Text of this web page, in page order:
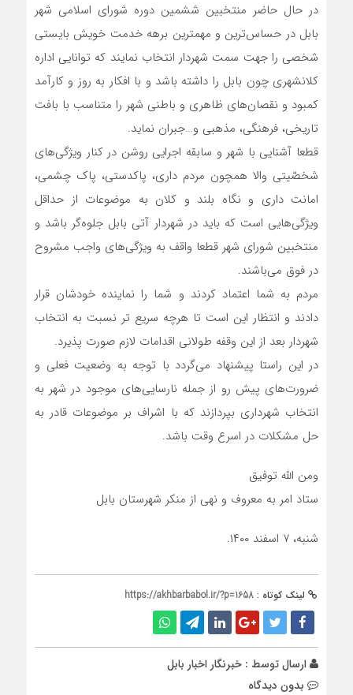
در حال حاضر منتخبین ششمین دوره شورای اسلامی شهر
بابل در حساس‌ترین و مهمترین برهه خدمت خویش بایستی
شخصی را جهت سمت شهردار انتخاب نمایند که توانایی اداره
کلانشهری چون بابل را داشته باشد و با افکار به روز و کارآمد
کمبود و نقصان‌های ظاهری و باطنی شهر را متناسب با بافت
تاریخی، فرهنگی، مذهبی و…جبران نماید.
قطعا آشنایی با شهر و سابقه اجرایی روشن در کنار ویژگی‌های
شخصّیتی والا همچون مردم داری، پاکدستی، پاک چشمی،
امانت داری و نگاه بلند و کلان به موضوعات از حداقل
ویژگی‌هایی است که باید در شهردار آتی بابل جلوه‌گر باشد و
منتخبین شورای شهر قطعا واقف به ویژگی‌های واجب مشروح
در فوق می‌باشند.
مردم به شما اعتماد کردند و شما را نماینده خودشان قرار
دادند و انتظار این است تا هرچه سریع تر نسبت به انتخاب
شهردار بعد از این وقفه طولانی اقدامات لازم صورت پذیرد.
در این راستا پیشنهاد می‌گردد با توجه به وضعیت فعلی و
ضرورت‌های پیش رو از جمله نارسایی‌های موجود در شهر به
انتخاب شهرداری بپردازند که با اشراف بر موضوعات قادر به
حل مشکلات در اسرع وقت باشد.
ومن الله توفیق
ستاد امر به معروف و نهی از منکر شهرستان بابل
شنبه، ۷ اسفند ۱۴۰۰.
لینک کوتاه : https://akhbarbabol.ir/?p=1658
ارسال توسط : خبرنگار اخبار بابل
بدون دیدگاه